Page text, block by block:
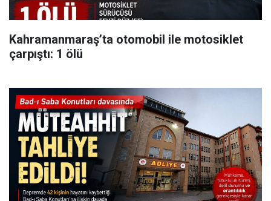
Kahramanmaraş’ta otomobil ile motosiklet
çarpıştı: 1 ölü